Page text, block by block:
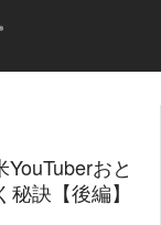
おと
訣【後編】